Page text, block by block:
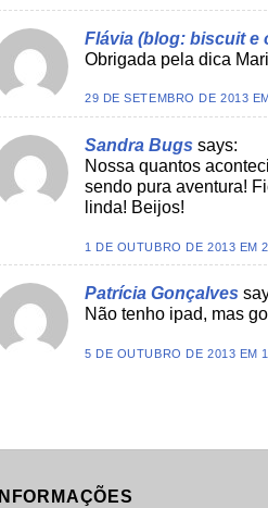
Flávia (blog: biscuit e
Obrigada pela dica
29 DE SETEMBRO DE 2013
Sandra Bugs says:
Nossa quantos
sendo pura aventura!
linda! Beijos!
1 DE OUTUBRO DE 2013 EM
Patrícia Gonçalves
Não tenho ipad, mas
5 DE OUTUBRO DE 2013 EM
INFORMAÇÕES